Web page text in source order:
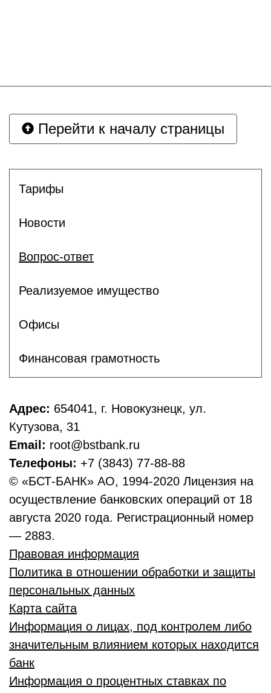
Перейти к началу страницы
Тарифы
Новости
Вопрос-ответ
Реализуемое имущество
Офисы
Финансовая грамотность
Адрес: 654041, г. Новокузнецк, ул.
Кутузова, 31
Email: root@bstbank.ru
Телефоны: +7 (3843) 77-88-88
© «БСТ-БАНК» АО, 1994-2020 Лицензия на
осуществление банковских операций от 18
августа 2020 года. Регистрационный номер
— 2883.
Правовая информация
Политика в отношении обработки и защиты
персональных данных
Карта сайта
Информация о лицах, под контролем либо
значительным влиянием которых находится
банк
Информация о процентных ставках по